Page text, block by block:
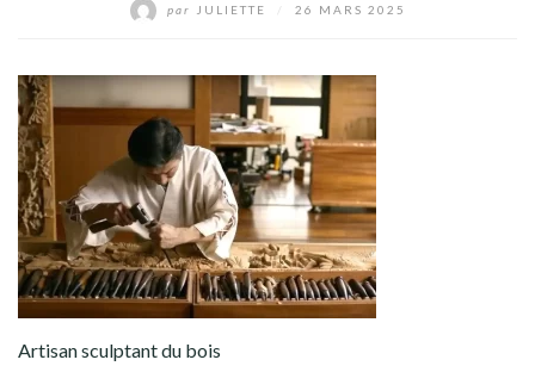
par JULIETTE 26 MARS 2025
Artisan sculptant du bois